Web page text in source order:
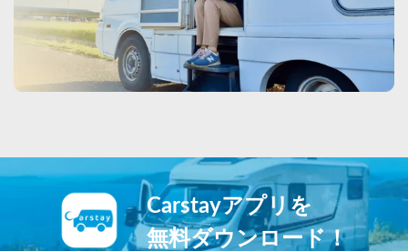
Carstayアプリを
無料ダウンロード！